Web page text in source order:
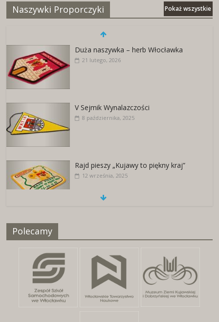
Naszywki Proporczyki Pokaż wszystkie
Duża naszywka – herb Włocławka
21 lutego, 2026
V Sejmik Wynalazczości
8 października, 2025
Rajd pieszy „Kujawy to piękny kraj”
12 września, 2025
Polecamy